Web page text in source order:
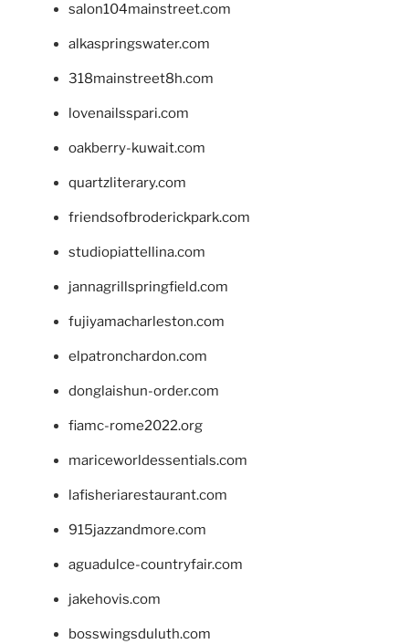
salon104mainstreet.com
alkaspringswater.com
318mainstreet8h.com
lovenailsspari.com
oakberry-kuwait.com
quartzliterary.com
friendsofbroderickpark.com
studiopiattellina.com
jannagrillspringfield.com
fujiyamacharleston.com
elpatronchardon.com
donglaishun-order.com
fiamc-rome2022.org
mariceworldessentials.com
lafisheriarestaurant.com
915jazzandmore.com
aguadulce-countryfair.com
jakehovis.com
bosswingsduluth.com